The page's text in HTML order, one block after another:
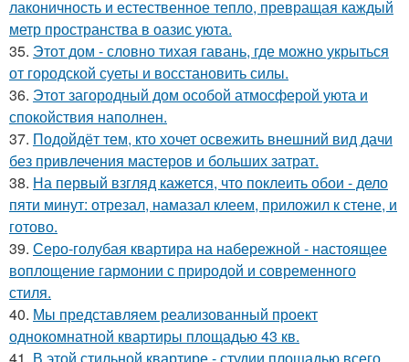
лаконичность и естественное тепло, превращая каждый
метр пространства в оазис уюта.
35. Этот дом - словно тихая гавань, где можно укрыться
от городской суеты и восстановить силы.
36. Этот загородный дом особой атмосферой уюта и
спокойствия наполнен.
37. Подойдёт тем, кто хочет освежить внешний вид дачи
без привлечения мастеров и больших затрат.
38. На первый взгляд кажется, что поклеить обои - дело
пяти минут: отрезал, намазал клеем, приложил к стене, и
готово.
39. Серо-голубая квартира на набережной - настоящее
воплощение гармонии с природой и современного
стиля.
40. Мы представляем реализованный проект
однокомнатной квартиры площадью 43 кв.